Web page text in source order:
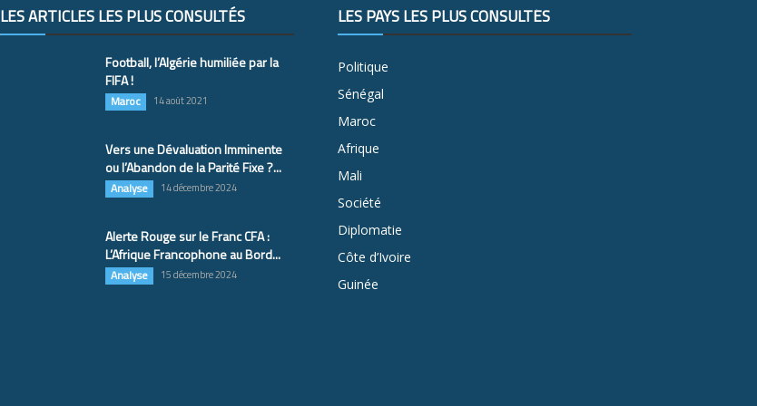
LES ARTICLES LES PLUS CONSULTÉS
Football, l’Algérie humiliée par la
FIFA !
Maroc 14 août 2021
Vers une Dévaluation Imminente
ou l’Abandon de la Parité Fixe ?...
Analyse 14 décembre 2024
Alerte Rouge sur le Franc CFA :
L’Afrique Francophone au Bord...
Analyse 15 décembre 2024
LES PAYS LES PLUS CONSULTÉS
Politique
Sénégal
Maroc
Afrique
Mali
Société
Diplomatie
Côte d’Ivoire
Guinée